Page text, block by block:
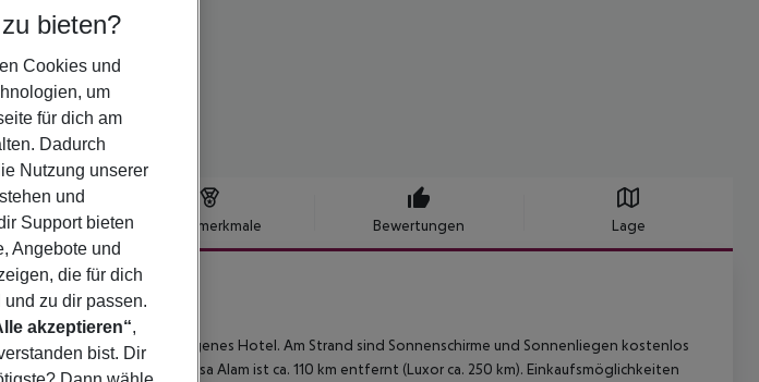
Hotelmerkmale Bewertungen Lage
4
Felsstrand entfernt gelegenes Hotel. Am Strand sind Sonnenschirme und Sonnenliegen kostenlos
es ca. 10 km. Die Stadt Marsa Alam ist ca. 110 km entfernt (Luxor ca. 250 km). Einkaufsmöglichkeiten
bieten?
Cookies und
um
für dich am
Dadurch
Nutzung unserer
und
Support bieten
Angebote und
die für dich
und zu dir passen.
akzeptieren“,
bist. Dir